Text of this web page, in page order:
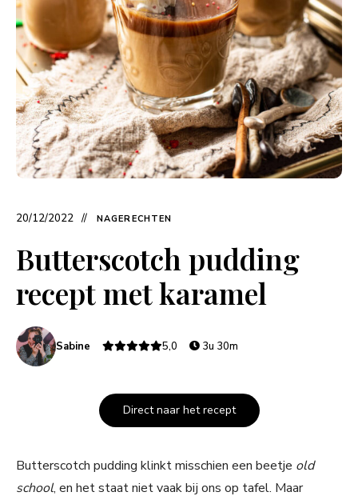
20/12/2022 NAGERECHTEN
Butterscotch pudding
recept met karamel
Sabine 5,0 3u 30m
Direct naar het recept
Butterscotch pudding klinkt misschien een beetje old
school, en het staat niet vaak bij ons op tafel. Maar